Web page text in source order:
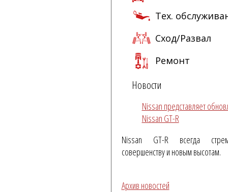
Тех.
Сход/Развал
Ремонт
Новости
Nissan представляет
Nissan GT-R
Nissan GT-R всегда
совершенству и новым высотам.
Архив новостей